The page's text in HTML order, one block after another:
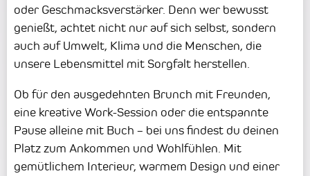
oder Geschmacksverstärker. Denn wer bewusst
genießt, achtet nicht nur auf sich selbst, sondern
auch auf Umwelt, Klima und die Menschen, die
unsere Lebensmittel mit Sorgfalt herstellen.
Ob für den ausgedehnten Brunch mit Freunden,
eine kreative Work-Session oder die entspannte
Pause alleine mit Buch – bei uns findest du deinen
Platz zum Ankommen und Wohlfühlen. Mit
gemütlichem Interieur, warmem Design und einer